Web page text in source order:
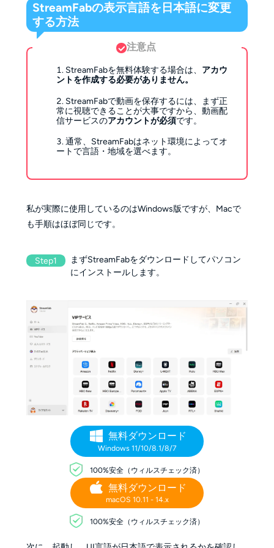
StreamFabの表示言語を日本語に変更
する方法
注意点
StreamFabを無料体験する場合は、 アカウ
ントを作成する必要がありません。
StreamFabで動画を保存するには、まず正
常に視聴できることが大事ですから、動画配
信サービスのアカウントが必須です。
通常、StreamFabはネット環境によってオ
ートで言語・地域を選べます。
私が実際に使用しているのはWindows版ですが、Macで
も手順はほぼ同じです。
Step1
まずStreamFabをダウンロードしてパソコン
にインストールします。
無料ダウンロード
Windows 11/10/8.1/8/7
100%安全（ウィルスチェック済）
無料ダウンロード
macOS 10.11 - 14.x
100%安全（ウィルスチェック済）